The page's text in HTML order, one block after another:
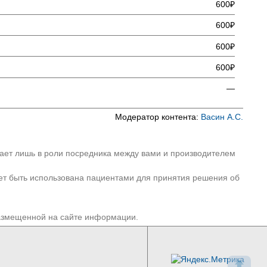
600₽
600₽
600₽
600₽
—
Модератор контента: Васин А.С.
лишь в роли посредника между вами и производителем
быть использована пациентами для принятия решения об
на сайте информации.